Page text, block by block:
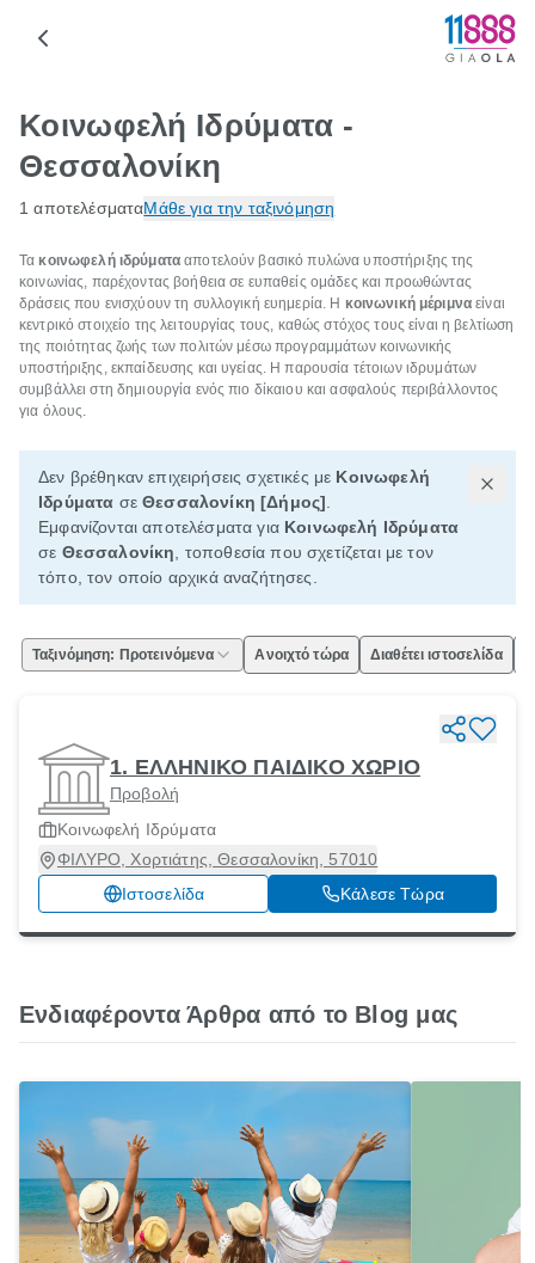
Κοινωφελή Ιδρύματα -
Θεσσαλονίκη
1 αποτελέσματαΜάθε για την ταξινόμηση
Τα κοινωφελή ιδρύματααποτελούν βασικό πυλώνα υποστήριξης της
κοινωνίας, παρέχοντας βοήθεια σε ευπαθείς ομάδες και προωθώντας
δράσεις που ενισχύουν τη συλλογική ευημερία. Η κοινωνική μέριμναείναι
κεντρικό στοιχείο της λειτουργίας τους, καθώς στόχος τους είναι η βελτίωση
της ποιότητας ζωής των πολιτών μέσω προγραμμάτων κοινωνικής
υποστήριξης, εκπαίδευσης και υγείας. Η παρουσία τέτοιων ιδρυμάτων
συμβάλλει στη δημιουργία ενός πιο δίκαιου και ασφαλούς περιβάλλοντος
για όλους.
Δεν βρέθηκαν επιχειρήσεις σχετικές με Κοινωφελή
Ιδρύματα σεΘεσσαλονίκη [Δήμος]
Εμφανίζονται αποτελέσματα για Κοινωφελή Ιδρύματα
σε Θεσσαλονίκη , τοποθεσία που σχετίζεται με τον
τόπο, τον οποίο αρχικά αναζήτησες.
Ταξινόμηση: Προτεινόμενα Ανοιχτό τώρα Διαθέτει ιστοσελίδα
1. ΕΛΛΗΝΙΚΟ ΠΑΙΔΙΚΟ ΧΩΡΙΟ
Προβολή
Κοινωφελή Ιδρύματα
ΦΙΛΥΡΟ, Χορτιάτης, Θεσσαλονίκη, 57010
Ιστοσελίδα
Κάλεσε Τώρα
Ενδιαφέροντα Άρθρα από το Blog μας